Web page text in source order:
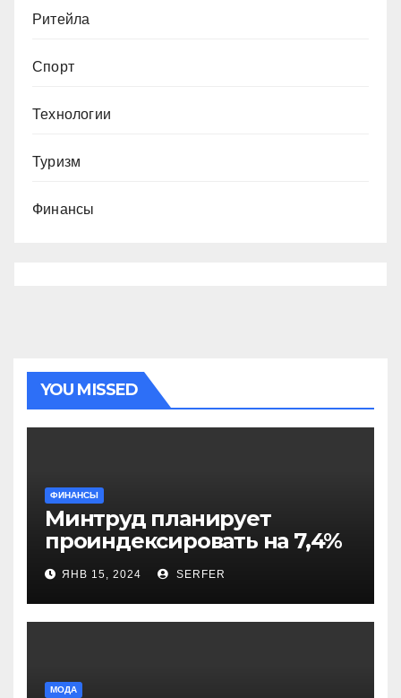
Ритейла
Спорт
Технологии
Туризм
Финансы
YOU MISSED
ФИНАНСЫ
Минтруд планирует
проиндексировать на 7,4%
более 40 выплат и
компенсаций
ЯНВ 15, 2024 SERFER
МОДА